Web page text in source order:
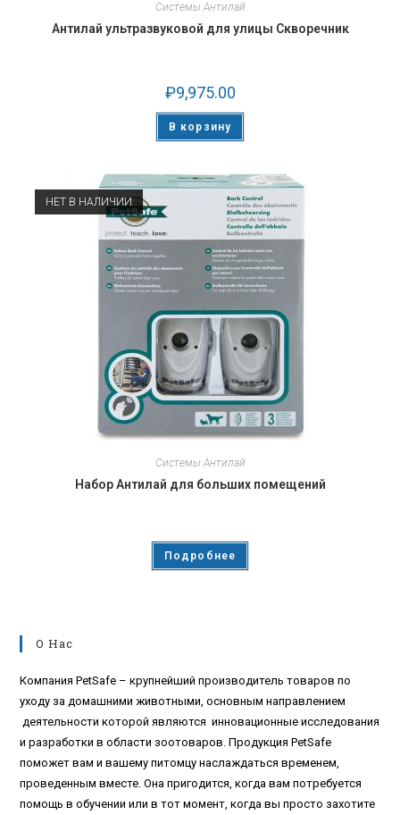
Системы Антилай
Антилай ультразвуковой для улицы Скворечник
₽9,975.00
В корзину
НЕТ В НАЛИЧИИ
Системы Антилай
Набор Антилай для больших помещений
Подробнее
О Нас
Компания PetSafe – крупнейший производитель товаров по
уходу за домашними животными, основным направлением
деятельности которой являются инновационные исследования
и разработки в области зоотоваров. Продукция PetSafe
поможет вам и вашему питомцу наслаждаться временем,
проведенным вместе. Она пригодится, когда вам потребуется
помощь в обучении или в тот момент, когда вы просто захотите